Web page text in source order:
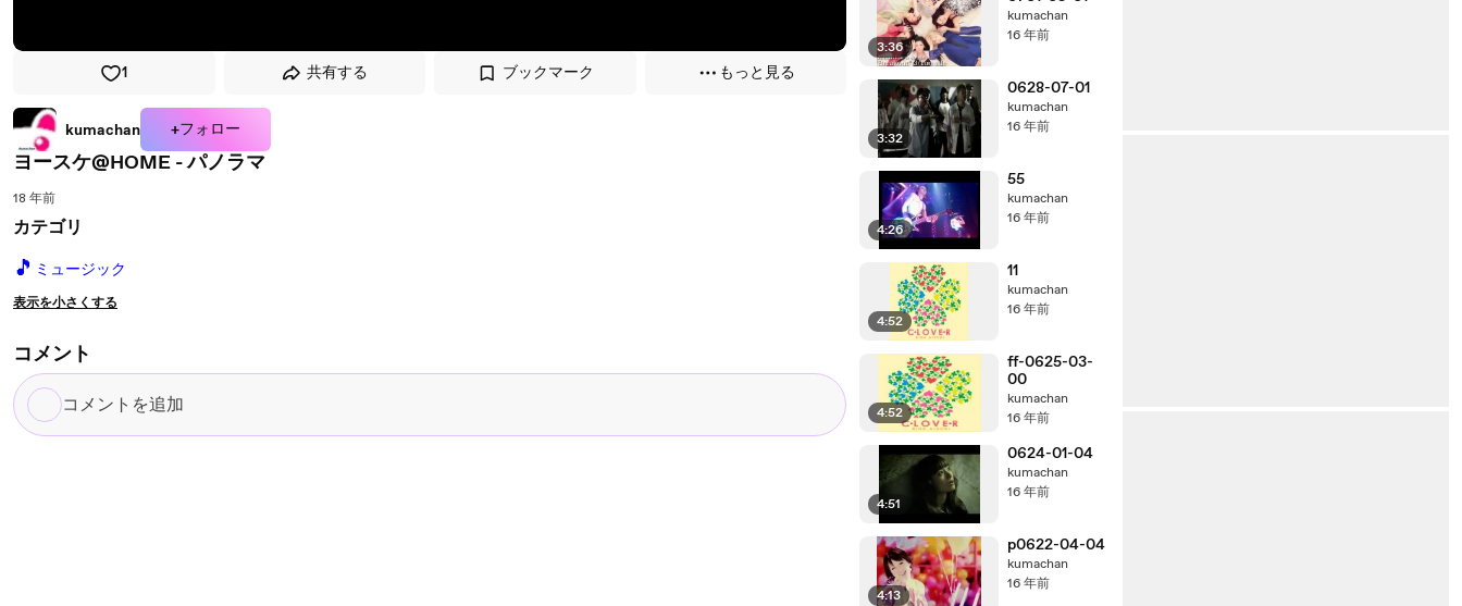
1 共有する ブックマーク もっと見る
kumachan +フォロー
ヨースケ@HOME - パノラマ
18 年前
カテゴリ
🎵 ミュージック
表示を小さくする
コメント
コ
メ
3:36
kumachan
16 年前
3:32
0628-07-01
kumachan
16 年前
4:26
55
kumachan
16 年前
4:52
11
kumachan
16 年前
4:52
ff-0625-03-
00
kumachan
16 年前
4:51
0624-01-04
kumachan
16 年前
4:13
p0622-04-04
kumachan
16 年前